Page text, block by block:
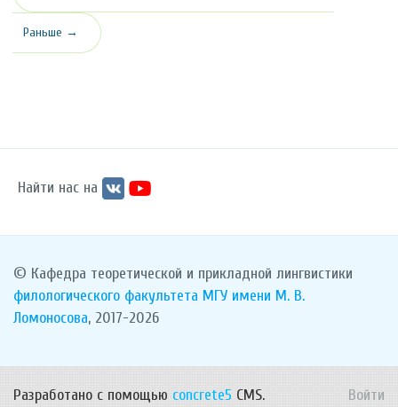
Раньше →
Найти нас на
© Кафедра теоретической и прикладной лингвистики
филологического факультета МГУ имени М. В.
Ломоносова, 2017-2026
Разработано с помощью concrete5 CMS. Войти